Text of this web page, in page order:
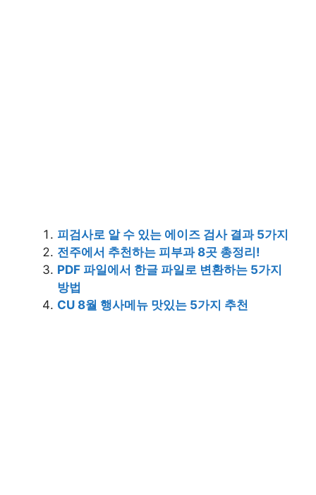
피검사로 알 수 있는 에이즈 검사 결과 5가지
전주에서 추천하는 피부과 8곳 총정리!
PDF 파일에서 한글 파일로 변환하는 5가지
방법
CU 8월 행사메뉴 맛있는 5가지 추천